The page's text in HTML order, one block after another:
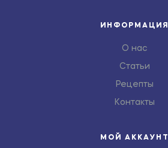
ИНФОРМАЦИЯ
О нас
Статьи
Рецепты
Контакты
МОЙ АККАУНТ